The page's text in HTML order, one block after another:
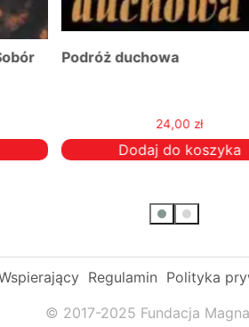
do koszyka
Kościół
Regulamin Polityka
© 2017-2025 Fundacja